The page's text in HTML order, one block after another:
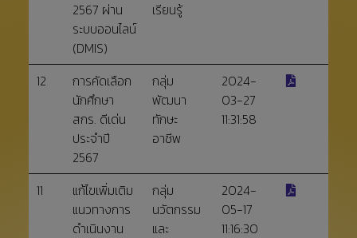
2567 ผ่าน
ระบบออนไลน์
(DMIS)
เรียนรู้
12
การคัดเลือก
นักศึกษา
สกร. ดีเด่น
ประจำปี
2567
กลุ่ม
พัฒนา
ทักษะ
อาชีพ
2024-
03-27
11:31:58
11
แก้ไขเพิ่มเติม
แนวทางการ
ดำเนินงาน
กลุ่ม
นวัตกรรม
และ
2024-
05-17
11:16:30